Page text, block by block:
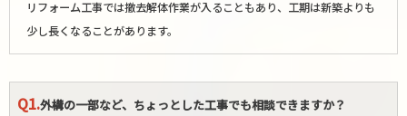
リフォーム工事では撤去解体作業が入ることもあり、工期は新築よりも
少し長くなることがあります。
Q1.外構の一部など、ちょっとした工事でも相談できますか？